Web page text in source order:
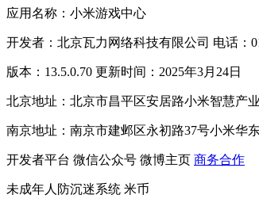
应用名称：小米游戏中心
开发者：北京瓦力网络科技有限公司 电话：
版本：13.5.0.70 更新时间：2025年3月24日
北京地址：北京市昌平区安居路小米智慧产
南京地址：南京市建邺区永初路37号小米华
开发者平台 微信公众号 微博主页 商务合作
未成年人防沉迷系统 米币